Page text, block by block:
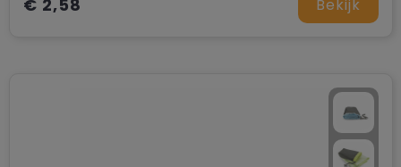
€ 2,58 Bekijk